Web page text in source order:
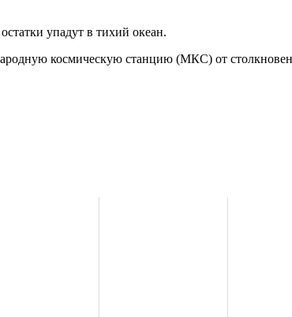
упадут в тихий океан.
космическую станцию (МКС) от